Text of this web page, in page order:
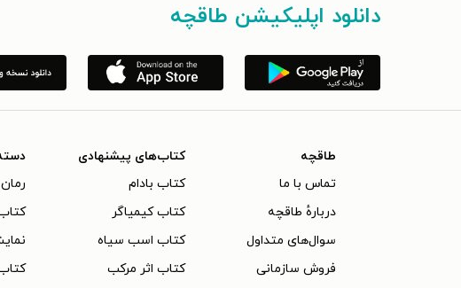
دانلود اپلیکیشن طاقچه
طاقچه
تماس با ما
دربارهٔ طاقچه
سوال‌های متداول
فروش سازمانی
کتاب‌های پیشنهادی
کتاب بادام
کتاب کیمیاگر
کتاب اسب سیاه
کتاب اثر مرکب